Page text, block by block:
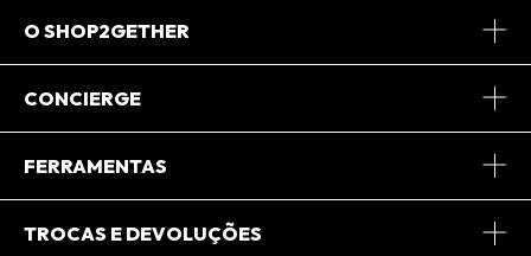
O SHOP2GETHER
Sobre Nós
CONCIERGE
Central de Relacionamento
FERRAMENTAS
Minha Conta
TROCAS E DEVOLUÇÕES